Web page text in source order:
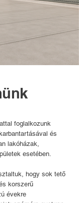
foglalkozunk
és
lakóházak,
esetében.
hogy sok tető
korszerű
évekre